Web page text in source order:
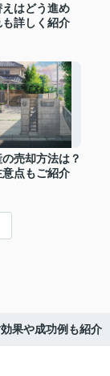
はどう進め
詳しく紹介
売却方法は？
点もご紹介
果や成功例も紹介